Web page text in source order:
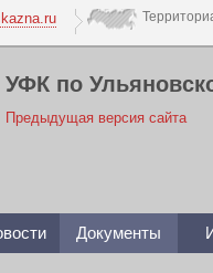
УФК по
Предыдущая версия сайта
Документы